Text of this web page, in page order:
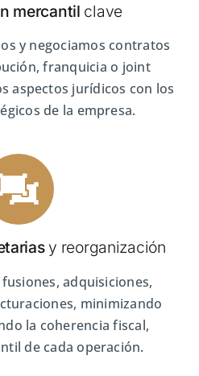
mercantil clave
y negociamos contratos
franquicia o joint
aspectos jurídicos con los
de la empresa.
y reorganización
adquisiciones,
minimizando
la coherencia fiscal,
de cada operación.